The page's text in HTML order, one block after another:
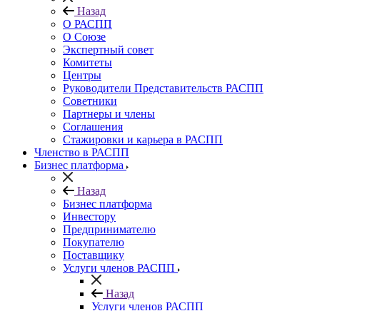
Назад
О РАСПП
О Союзе
Экспертный совет
Комитеты
Центры
Руководители Представительств РАСПП
Советники
Партнеры и члены
Соглашения
Стажировки и карьера в РАСПП
Членство в РАСПП
Бизнес платформа
Назад
Бизнес платформа
Инвестору
Предпринимателю
Покупателю
Поставщику
Услуги членов РАСПП
Назад
Услуги членов РАСПП